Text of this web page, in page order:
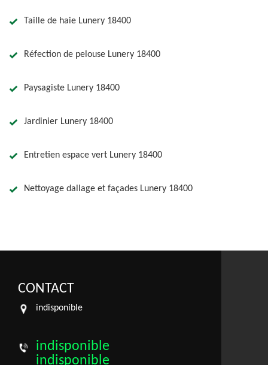
Taille de haie Lunery 18400
Réfection de pelouse Lunery 18400
Paysagiste Lunery 18400
Jardinier Lunery 18400
Entretien espace vert Lunery 18400
Nettoyage dallage et façades Lunery 18400
CONTACT
indisponible
indisponible
indisponible